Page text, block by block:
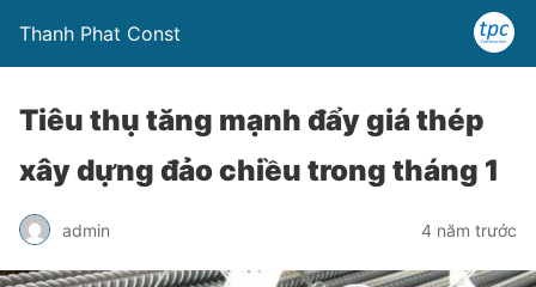
Thanh Phat Const
Tiêu thụ tăng mạnh đẩy giá thép
xây dựng đảo chiều trong tháng 1
admin 4 năm trước